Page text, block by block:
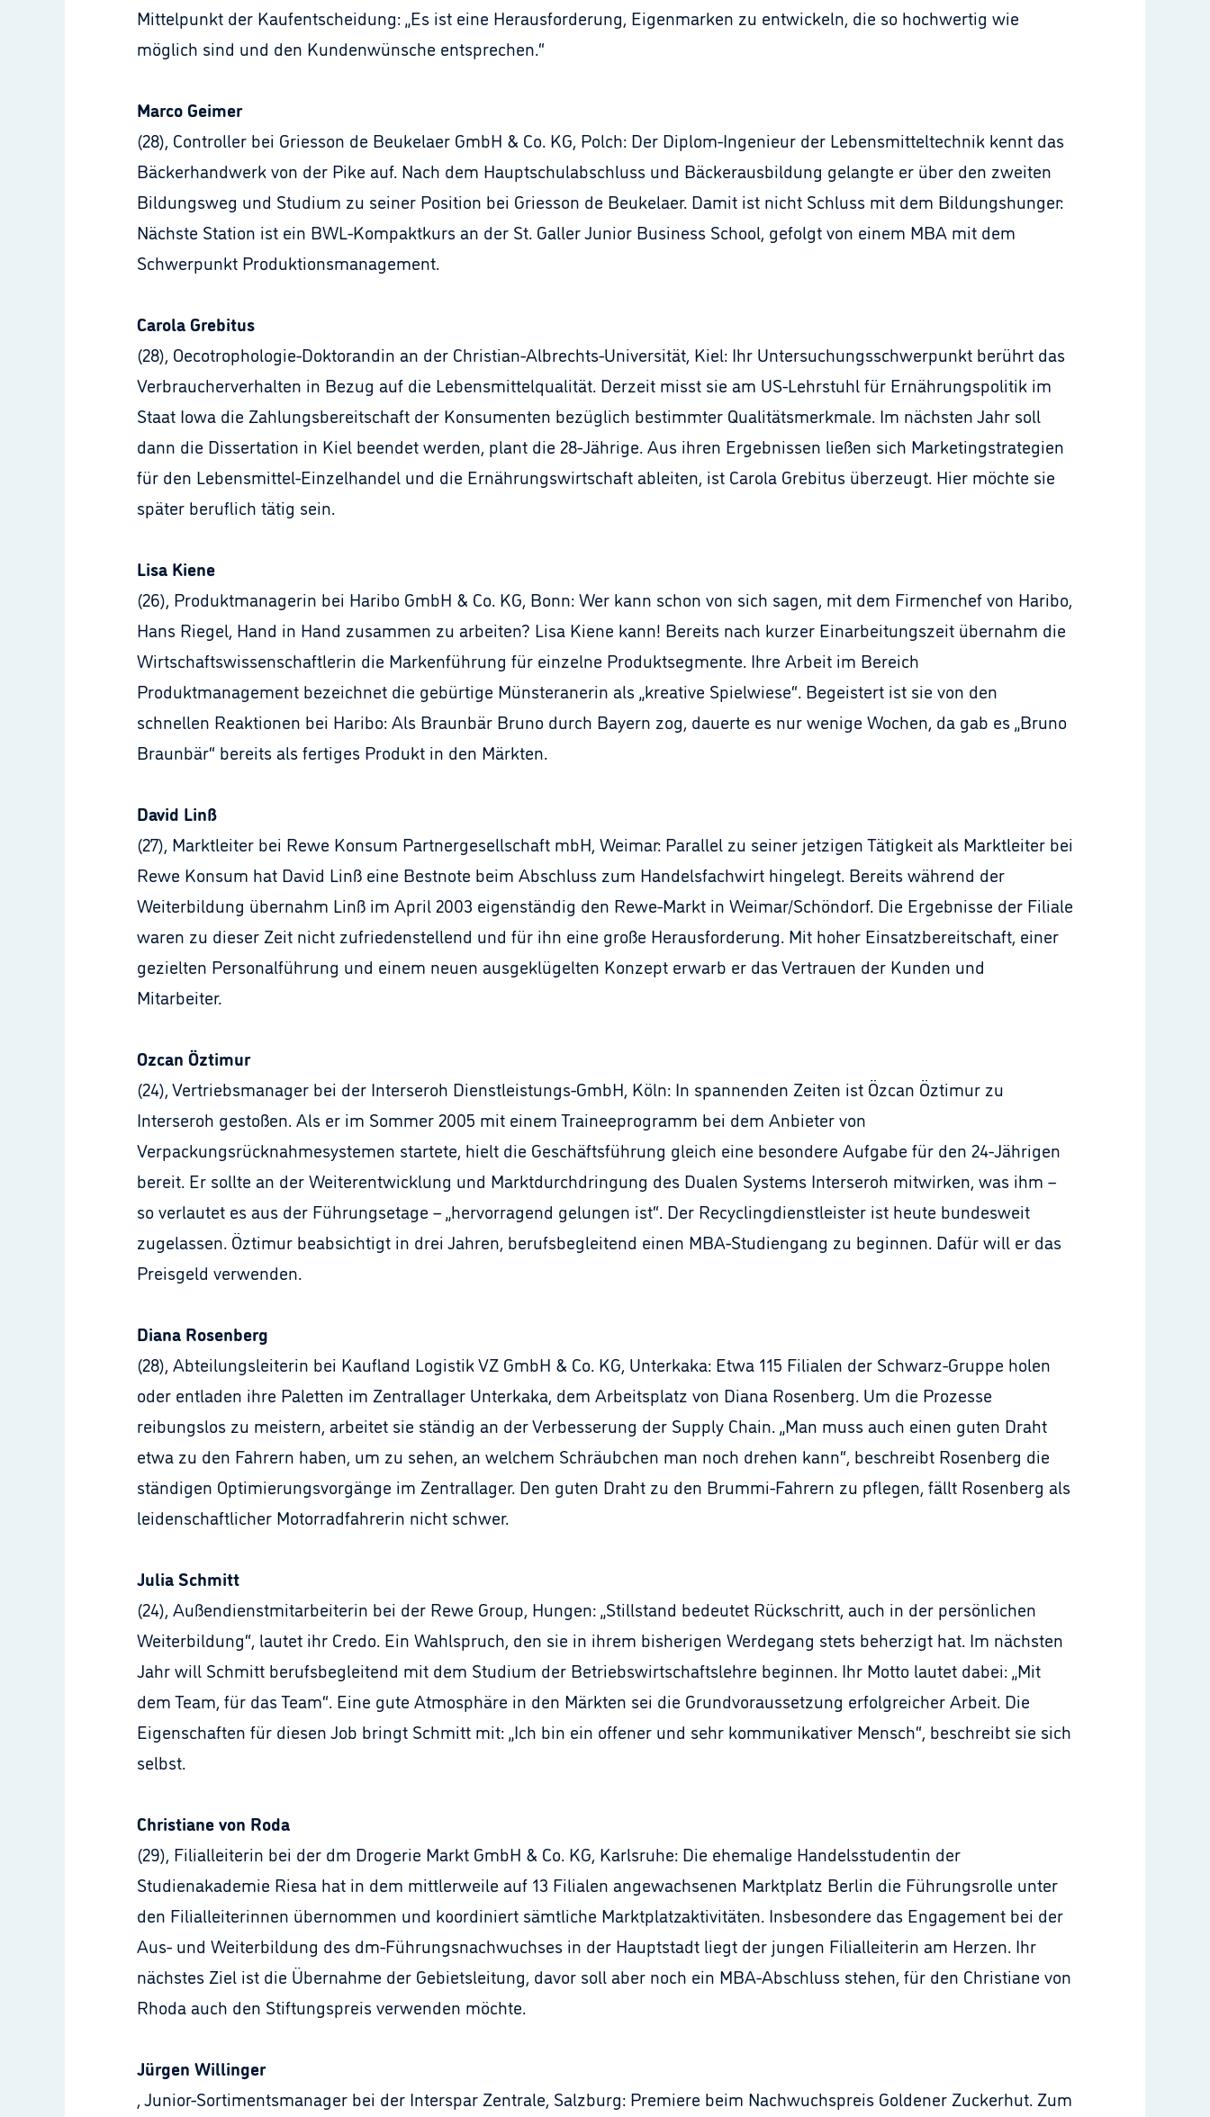
Mittelpunkt der Kaufentscheidung: „Es ist eine Herausforderung, Eigenmarken zu entwickeln, die so hochwertig wie
möglich sind und den Kundenwünsche entsprechen.“
Marco Geimer
(28), Controller bei Griesson de Beukelaer GmbH & Co. KG, Polch: Der Diplom-Ingenieur der Lebensmitteltechnik kennt das
Bäckerhandwerk von der Pike auf. Nach dem Hauptschulabschluss und Bäckerausbildung gelangte er über den zweiten
Bildungsweg und Studium zu seiner Position bei Griesson de Beukelaer. Damit ist nicht Schluss mit dem Bildungshunger:
Nächste Station ist ein BWL-Kompaktkurs an der St. Galler Junior Business School, gefolgt von einem MBA mit dem
Schwerpunkt Produktionsmanagement.
Carola Grebitus
(28), Oecotrophologie-Doktorandin an der Christian-Albrechts-Universität, Kiel: Ihr Untersuchungsschwerpunkt berührt das
Verbraucherverhalten in Bezug auf die Lebensmittelqualität. Derzeit misst sie am US-Lehrstuhl für Ernährungspolitik im
Staat Iowa die Zahlungsbereitschaft der Konsumenten bezüglich bestimmter Qualitätsmerkmale. Im nächsten Jahr soll
dann die Dissertation in Kiel beendet werden, plant die 28-Jährige. Aus ihren Ergebnissen ließen sich Marketingstrategien
für den Lebensmittel-Einzelhandel und die Ernährungswirtschaft ableiten, ist Carola Grebitus überzeugt. Hier möchte sie
später beruflich tätig sein.
Lisa Kiene
(26), Produktmanagerin bei Haribo GmbH & Co. KG, Bonn: Wer kann schon von sich sagen, mit dem Firmenchef von Haribo,
Hans Riegel, Hand in Hand zusammen zu arbeiten? Lisa Kiene kann! Bereits nach kurzer Einarbeitungszeit übernahm die
Wirtschaftswissenschaftlerin die Markenführung für einzelne Produktsegmente. Ihre Arbeit im Bereich
Produktmanagement bezeichnet die gebürtige Münsteranerin als „kreative Spielwiese“. Begeistert ist sie von den
schnellen Reaktionen bei Haribo: Als Braunbär Bruno durch Bayern zog, dauerte es nur wenige Wochen, da gab es „Bruno
Braunbär“ bereits als fertiges Produkt in den Märkten.
David Linß
(27), Marktleiter bei Rewe Konsum Partnergesellschaft mbH, Weimar: Parallel zu seiner jetzigen Tätigkeit als Marktleiter bei
Rewe Konsum hat David Linß eine Bestnote beim Abschluss zum Handelsfachwirt hingelegt. Bereits während der
Weiterbildung übernahm Linß im April 2003 eigenständig den Rewe-Markt in Weimar/Schöndorf. Die Ergebnisse der Filiale
waren zu dieser Zeit nicht zufriedenstellend und für ihn eine große Herausforderung. Mit hoher Einsatzbereitschaft, einer
gezielten Personalführung und einem neuen ausgeklügelten Konzept erwarb er das Vertrauen der Kunden und
Mitarbeiter.
Ozcan Öztimur
(24), Vertriebsmanager bei der Interseroh Dienstleistungs-GmbH, Köln: In spannenden Zeiten ist Özcan Öztimur zu
Interseroh gestoßen. Als er im Sommer 2005 mit einem Traineeprogramm bei dem Anbieter von
Verpackungsrücknahmesystemen startete, hielt die Geschäftsführung gleich eine besondere Aufgabe für den 24-Jährigen
bereit. Er sollte an der Weiterentwicklung und Marktdurchdringung des Dualen Systems Interseroh mitwirken, was ihm –
so verlautet es aus der Führungsetage – „hervorragend gelungen ist“. Der Recyclingdienstleister ist heute bundesweit
zugelassen. Öztimur beabsichtigt in drei Jahren, berufsbegleitend einen MBA-Studiengang zu beginnen. Dafür will er das
Preisgeld verwenden.
Diana Rosenberg
(28), Abteilungsleiterin bei Kaufland Logistik VZ GmbH & Co. KG, Unterkaka: Etwa 115 Filialen der Schwarz-Gruppe holen
oder entladen ihre Paletten im Zentrallager Unterkaka, dem Arbeitsplatz von Diana Rosenberg. Um die Prozesse
reibungslos zu meistern, arbeitet sie ständig an der Verbesserung der Supply Chain. „Man muss auch einen guten Draht
etwa zu den Fahrern haben, um zu sehen, an welchem Schräubchen man noch drehen kann“, beschreibt Rosenberg die
ständigen Optimierungsvorgänge im Zentrallager. Den guten Draht zu den Brummi-Fahrern zu pflegen, fällt Rosenberg als
leidenschaftlicher Motorradfahrerin nicht schwer.
Julia Schmitt
(24), Außendienstmitarbeiterin bei der Rewe Group, Hungen: „Stillstand bedeutet Rückschritt, auch in der persönlichen
Weiterbildung“, lautet ihr Credo. Ein Wahlspruch, den sie in ihrem bisherigen Werdegang stets beherzigt hat. Im nächsten
Jahr will Schmitt berufsbegleitend mit dem Studium der Betriebswirtschaftslehre beginnen. Ihr Motto lautet dabei: „Mit
dem Team, für das Team“. Eine gute Atmosphäre in den Märkten sei die Grundvoraussetzung erfolgreicher Arbeit. Die
Eigenschaften für diesen Job bringt Schmitt mit: „Ich bin ein offener und sehr kommunikativer Mensch“, beschreibt sie sich
selbst.
Christiane von Roda
(29), Filialleiterin bei der dm Drogerie Markt GmbH & Co. KG, Karlsruhe: Die ehemalige Handelsstudentin der
Studienakademie Riesa hat in dem mittlerweile auf 13 Filialen angewachsenen Marktplatz Berlin die Führungsrolle unter
den Filialleiterinnen übernommen und koordiniert sämtliche Marktplatzaktivitäten. Insbesondere das Engagement bei der
Aus- und Weiterbildung des dm-Führungsnachwuchses in der Hauptstadt liegt der jungen Filialleiterin am Herzen. Ihr
nächstes Ziel ist die Übernahme der Gebietsleitung, davor soll aber noch ein MBA-Abschluss stehen, für den Christiane von
Rhoda auch den Stiftungspreis verwenden möchte.
Jürgen Willinger
, Junior-Sortimentsmanager bei der Interspar Zentrale, Salzburg: Premiere beim Nachwuchspreis Goldener Zuckerhut. Zum